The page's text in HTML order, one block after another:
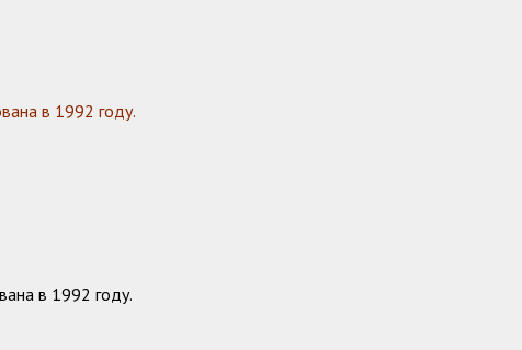
в 1992 году.
в 1992 году.